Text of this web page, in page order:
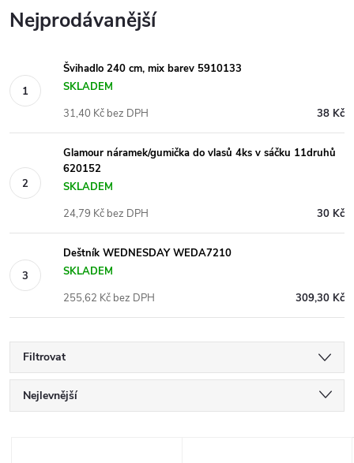
Nejprodávanější
Švihadlo 240 cm, mix barev 5910133
SKLADEM
38 Kč
31,40 Kč bez DPH
Glamour náramek/gumička do vlasů 4ks v sáčku 11druhů
620152
SKLADEM
30 Kč
24,79 Kč bez DPH
Deštník WEDNESDAY WEDA7210
SKLADEM
309,30 Kč
255,62 Kč bez DPH
Filtrovat
Ř
Nejlevnější